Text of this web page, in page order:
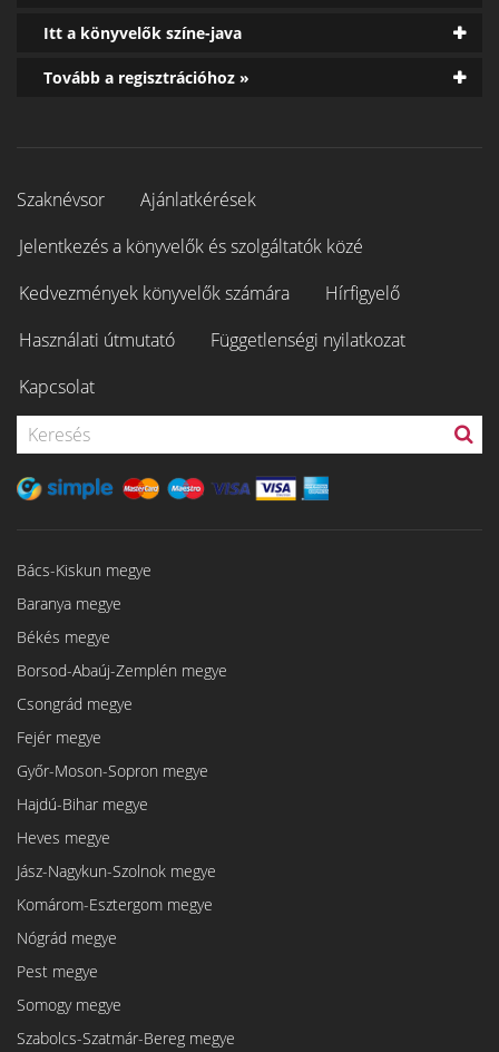
Itt a könyvelők színe-java
Tovább a regisztrációhoz »
Szaknévsor
Ajánlatkérések
Jelentkezés a könyvelők és szolgáltatók közé
Kedvezmények könyvelők számára
Hírfigyelő
Használati útmutató
Függetlenségi nyilatkozat
Kapcsolat
Bács-Kiskun megye
Baranya megye
Békés megye
Borsod-Abaúj-Zemplén megye
Csongrád megye
Fejér megye
Győr-Moson-Sopron megye
Hajdú-Bihar megye
Heves megye
Jász-Nagykun-Szolnok megye
Komárom-Esztergom megye
Nógrád megye
Pest megye
Somogy megye
Szabolcs-Szatmár-Bereg megye